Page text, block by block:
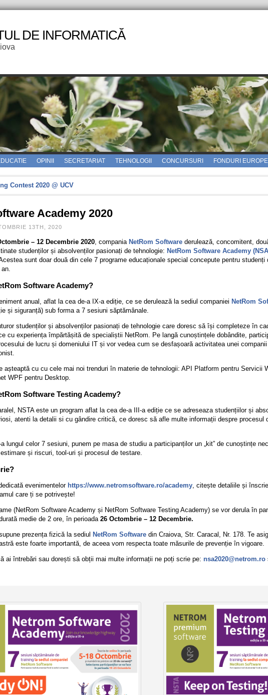
DE INFORMATICĂ
OPINII SECRETARIAT TEHNOLOGII CONCURSURI FONDURI
Contest 2020 @ UCV
Academy 2020
13TH, 2020
– 12 Decembrie 2020, compania NetRom Softwarederulează, concomitent,
studenților și absolvenților pasionați de tehnologie: NetRom Software Academy
sunt doar două din cele 7 programe educaționale special concepute pentru studenți
Software Academy?
anual, aflat la cea de-a IX-a ediție, ce se derulează la sediul companiei NetRom
și siguranță) sub forma a 7 sesiuni săptămânale.
studenților și absolvenților pasionați de tehnologie care doresc să își completeze în
cu experiența împărtășită de specialiștii NetRom. Pe langă cunoștințele dobândite,
de lucru și domeniului IT și vor vedea cum se desfașoară activitatea unei
așteaptă cu cu cele mai noi trenduri în materie de tehnologii: API Platform pentru Servicii
WPF pentru Desktop.
Software Testing Academy?
NSTA este un program aflat la cea de-a III-a ediție ce se adreseaza studențiilor și
atenti la detalii si cu gândire critică, ce doresc să afle multe informații despre procesul
lungul celor 7 sesiuni, punem pe masa de studiu a participanților un „kit” de cunoștințe
și riscuri, tool-uri și procesul de testare.
evenimentelor https://www.netromsoftware.ro/academy, citește detaliile și
care ți se potrivește!
(NetRom Software Academy și NetRom Software Testing Academy) se vor derula în
medie de 2 ore, în perioada 26 Octombrie – 12 Decembrie.
prezența fizică la sediul NetRom Softwaredin Craiova, Str. Caracal, Nr. 178. Te
este foarte importantă, de aceea vom respecta toate măsurile de prevenție în vigoare.
ai întrebări sau dorești să obții mai multe informații ne poți scrie pe: nsa2020@netrom.ro